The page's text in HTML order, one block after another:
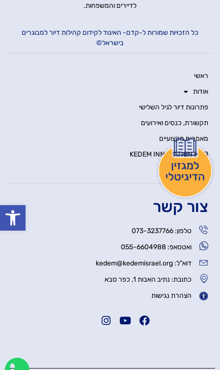
פתח
לדיירים והמשפחות.
כל הזכויות שמורות ל-קדם- האיגוד לקידום קהילות דיור למבוגרים
בישראל©
ראשי
אודות
פתרונות דיור לגיל השלישי
תקשורת, כנסים ואירועים
מאמרים מקצועיים
KEDEM INNOVATION HUB
יצירת קשר
צור קשר
טלפון: 073-3237766
ואטסאפ: 055-6604988
דוא"ל: kedem@kedemisrael.org
כתובת: נתיב האבות 1, כפר סבא
הצהרת נגישות